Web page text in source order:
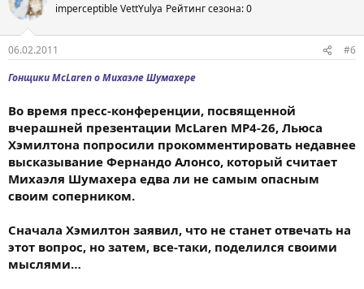
imperceptible VettYulya Рейтинг сезона: 0
06.02.2011
#6
Гонщики McLaren о Михаэле Шумахере
Во время пресс-конференции, посвященной
вчерашней презентации McLaren МР4-26, Льюса
Хэмилтона попросили прокомментировать недавнее
высказывание Фернандо Алонсо, который считает
Михаэля Шумахера едва ли не самым опасным
своим соперником.
Сначала Хэмилтон заявил, что не станет отвечать на
этот вопрос, но затем, все-таки, поделился своими
мыслями…